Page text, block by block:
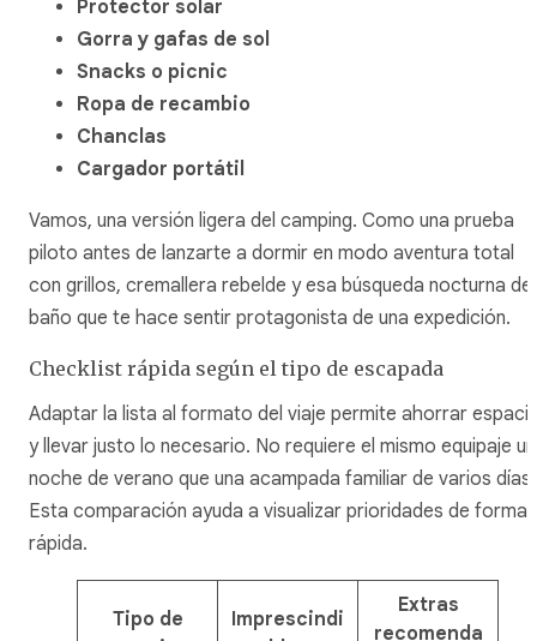
Protector solar
Gorra y gafas de sol
Snacks o picnic
Ropa de recambio
Chanclas
Cargador portátil
Vamos, una versión ligera del camping. Como una prueba
piloto antes de lanzarte a dormir en modo aventura total
con grillos, cremallera rebelde y esa búsqueda nocturna del
baño que te hace sentir protagonista de una expedición.
Checklist rápida según el tipo de escapada
Adaptar la lista al formato del viaje permite ahorrar
y llevar justo lo necesario. No requiere el mismo equipaje
noche de verano que una acampada familiar de varios días.
Esta comparación ayuda a visualizar prioridades de forma
rápida.
Tipo de
Imprescindi
Extras
recomenda